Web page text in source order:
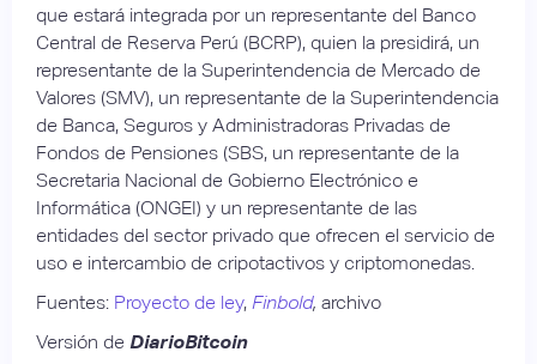
que estará integrada por un representante del Banco
Central de Reserva Perú (BCRP), quien la presidirá, un
representante de la Superintendencia de Mercado de
Valores (SMV), un representante de la Superintendencia
de Banca, Seguros y Administradoras Privadas de
Fondos de Pensiones (SBS, un representante de la
Secretaria Nacional de Gobierno Electrónico e
Informática (ONGEI) y un representante de las
entidades del sector privado que ofrecen el servicio de
uso e intercambio de cripotactivos y criptomonedas.
Fuentes: Proyecto de ley, Finbold, archivo
Versión de DiarioBitcoin